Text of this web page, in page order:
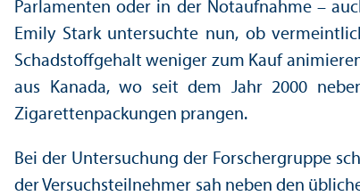
Parlamenten oder in der Notaufnahme –
Emily Stark unter­suchte nun, ob
Schadstoffgehalt weniger zum Kauf
aus Kanada, wo seit dem Jahr 2000
Zigarettenpackungen prangen.
Bei der Unter­suchung der Forscher­gruppe
der Versuchsteilnehmer sah neben den